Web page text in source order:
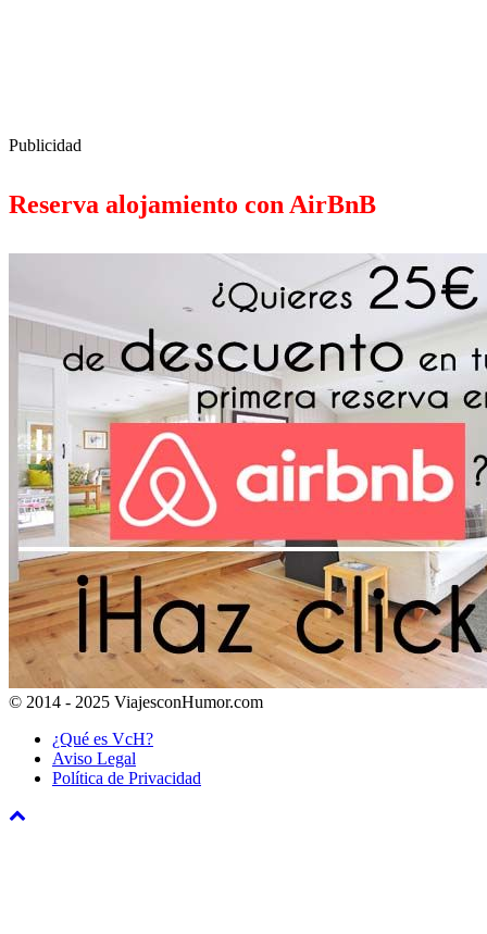
Publicidad
Reserva alojamiento con AirBnB
© 2014 - 2025 ViajesconHumor.com
¿Qué es VcH?
Aviso Legal
Política de Privacidad